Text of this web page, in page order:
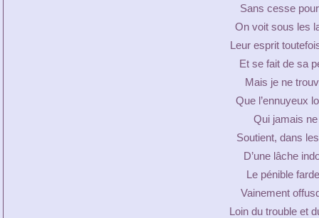
Sans cesse
On voit sous les
Leur esprit
Et se fait de sa
Mais je ne
Que l’ennuyeux
Qui jamais
Soutient, dans
D’une lâche
Le pénible
Vainement
Loin du trouble et